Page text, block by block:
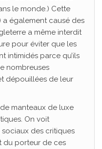
le monde.) Cette
a également causé des
a même interdit
pour éviter que les
intimidés parce qu’ils
nombreuses
dépouillées de leur
manteaux de luxe
On voit
des critiques
du porteur de ces